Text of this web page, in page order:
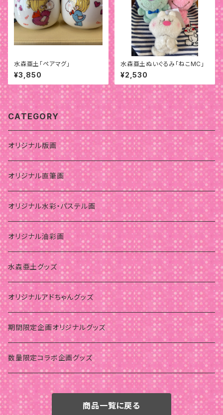
水森亜土「ペアマグ」
¥3,850
水森亜土ぬいぐるみ「ねこMC」
¥2,530
CATEGORY
オリジナル版画
オリジナル直筆画
オリジナル水彩・パステル画
オリジナル油彩画
水森亜土グッズ
オリジナルアドちゃんグッズ
期間限定企画オリジナルグッズ
数量限定コラボ企画グッズ
商品一覧に戻る